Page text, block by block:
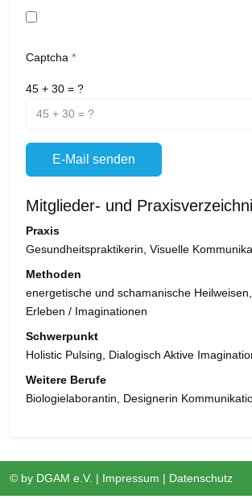
Captcha *
45 + 30 = ?
E-Mail senden
Mitglieder- und
Praxis
Gesundheitspraktikerin, Visuelle
Methoden
energetische und schamanische
Erleben / Imaginationen
Schwerpunkt
Holistic Pulsing, Dialogisch Aktive
Weitere Berufe
Biologielaborantin, Designerin
© by DGAM e.V. | Impressum | Datenschutz